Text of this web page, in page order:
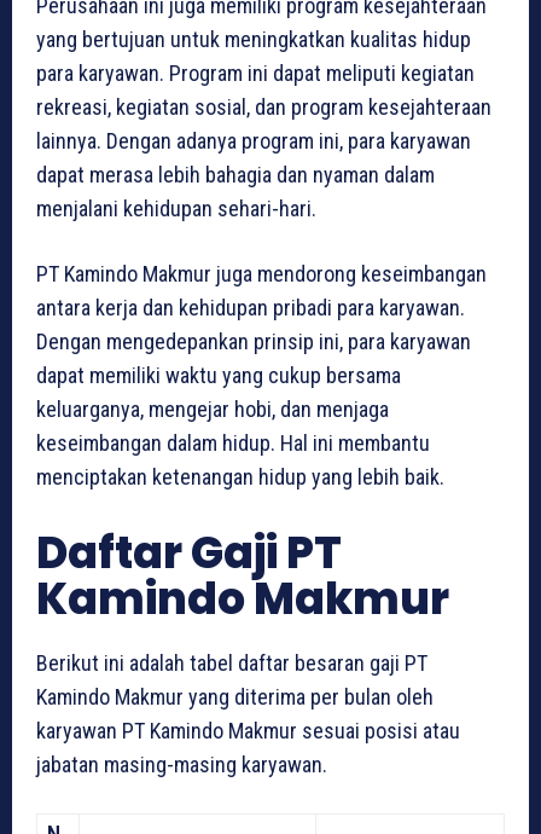
Perusahaan ini juga memiliki program kesejahteraan
yang bertujuan untuk meningkatkan kualitas hidup
para karyawan. Program ini dapat meliputi kegiatan
rekreasi, kegiatan sosial, dan program kesejahteraan
lainnya. Dengan adanya program ini, para karyawan
dapat merasa lebih bahagia dan nyaman dalam
menjalani kehidupan sehari-hari.
PT Kamindo Makmur juga mendorong keseimbangan
antara kerja dan kehidupan pribadi para karyawan.
Dengan mengedepankan prinsip ini, para karyawan
dapat memiliki waktu yang cukup bersama
keluarganya, mengejar hobi, dan menjaga
keseimbangan dalam hidup. Hal ini membantu
menciptakan ketenangan hidup yang lebih baik.
Daftar Gaji PT
Kamindo Makmur
Berikut ini adalah tabel daftar besaran gaji PT
Kamindo Makmur yang diterima per bulan oleh
karyawan PT Kamindo Makmur sesuai posisi atau
jabatan masing-masing karyawan.